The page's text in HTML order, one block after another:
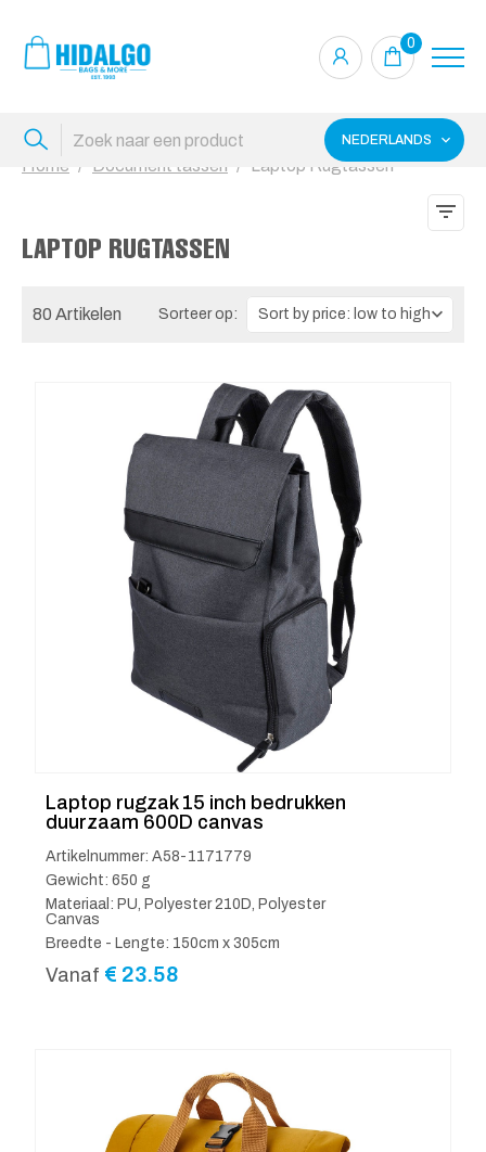
0
NEDERLANDS
Home Document tassen Laptop Rugtassen
LAPTOP RUGTASSEN
80 Artikelen Sorteer op:
Laptop rugzak 15 inch bedrukken
duurzaam 600D canvas
Artikelnummer: A58-1171779
Gewicht: 650 g
Materiaal: PU, Polyester 210D, Polyester
Canvas
Breedte - Lengte: 150cm x 305cm
Vanaf € 23.58